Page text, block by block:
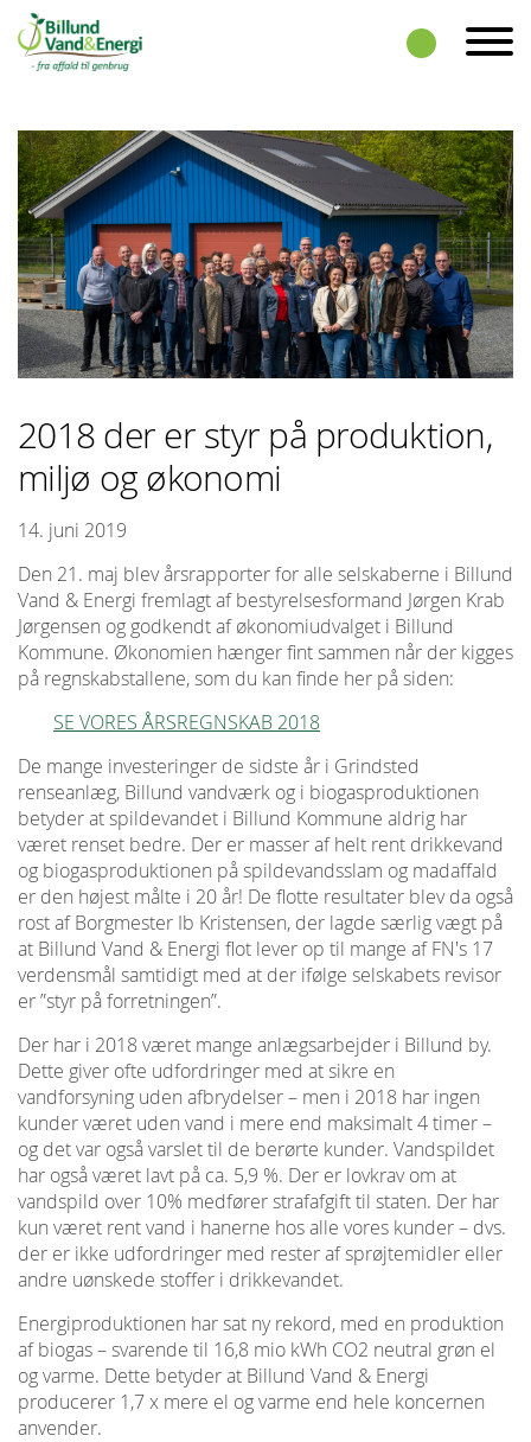
2018 der er styr på produktion,
miljø og økonomi
14. juni 2019
Den 21. maj blev årsrapporter for alle selskaberne i Billund
Vand & Energi fremlagt af bestyrelsesformand Jørgen Krab
Jørgensen og godkendt af økonomiudvalget i Billund
Kommune. Økonomien hænger fint sammen når der kigges
på regnskabstallene, som du kan finde her på siden:
SE VORES ÅRSREGNSKAB 2018
De mange investeringer de sidste år i Grindsted
renseanlæg, Billund vandværk og i biogasproduktionen
betyder at spildevandet i Billund Kommune aldrig har
været renset bedre. Der er masser af helt rent drikkevand
og biogasproduktionen på spildevandsslam og madaffald
er den højest målte i 20 år! De flotte resultater blev da også
rost af Borgmester Ib Kristensen, der lagde særlig vægt på
at Billund Vand & Energi flot lever op til mange af FN's 17
verdensmål samtidigt med at der ifølge selskabets revisor
er ”styr på forretningen”.
Der har i 2018 været mange anlægsarbejder i Billund by.
Dette giver ofte udfordringer med at sikre en
vandforsyning uden afbrydelser – men i 2018 har ingen
kunder været uden vand i mere end maksimalt 4 timer –
og det var også varslet til de berørte kunder. Vandspildet
har også været lavt på ca. 5,9 %. Der er lovkrav om at
vandspild over 10% medfører strafafgift til staten. Der har
kun været rent vand i hanerne hos alle vores kunder – dvs.
der er ikke udfordringer med rester af sprøjtemidler eller
andre uønskede stoffer i drikkevandet.
Energiproduktionen har sat ny rekord, med en produktion
af biogas – svarende til 16,8 mio kWh CO2 neutral grøn el
og varme. Dette betyder at Billund Vand & Energi
producerer 1,7 x mere el og varme end hele koncernen
anvender.